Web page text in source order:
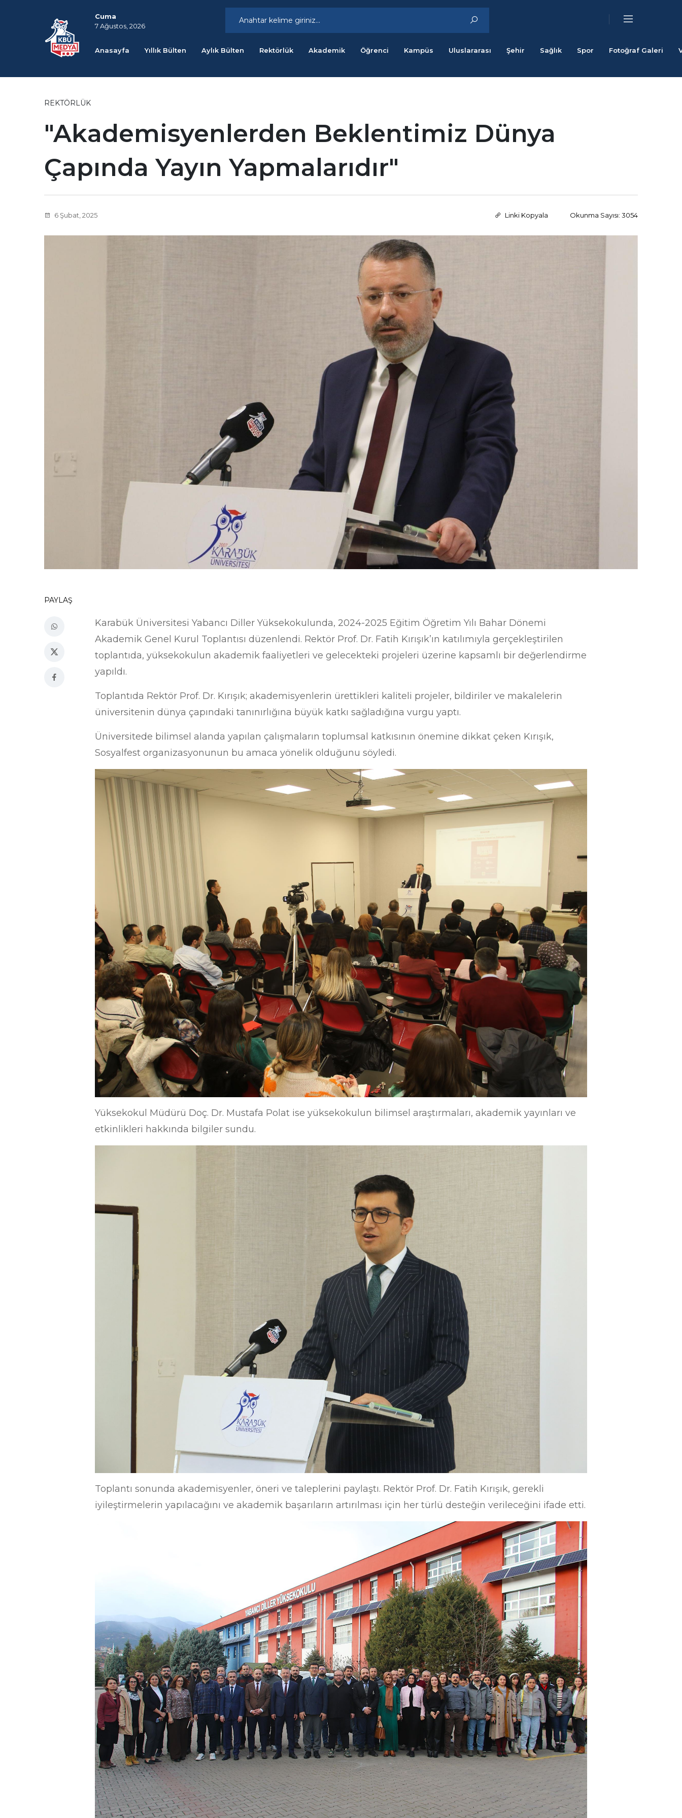
Cuma
7 Ağustos, 2026
Anasayfa Yıllık Bülten Aylık Bülten Rektörlük Akademik Öğrenci Kampüs Uluslararası Şehir Sağlık Spor Fotoğraf Galeri
REKTÖRLÜK
"Akademisyenlerden Beklentimiz Dünya
Çapında Yayın Yapmalarıdır"
6 Şubat, 2025 Linki Kopyala Okunma Sayısı: 3054
PAYLAŞ
Karabük Üniversitesi Yabancı Diller Yüksekokulunda, 2024-2025 Eğitim Öğretim Yılı Bahar Dönemi
Akademik Genel Kurul Toplantısı düzenlendi. Rektör Prof. Dr. Fatih Kırışık’ın katılımıyla gerçekleştirilen
toplantıda, yüksekokulun akademik faaliyetleri ve gelecekteki projeleri üzerine kapsamlı bir değerlendirme
yapıldı.
Toplantıda Rektör Prof. Dr. Kırışık; akademisyenlerin ürettikleri kaliteli projeler, bildiriler ve makalelerin
üniversitenin dünya çapındaki tanınırlığına büyük katkı sağladığına vurgu yaptı.
Üniversitede bilimsel alanda yapılan çalışmaların toplumsal katkısının önemine dikkat çeken Kırışık,
Sosyalfest organizasyonunun bu amaca yönelik olduğunu söyledi.
Yüksekokul Müdürü Doç. Dr. Mustafa Polat ise yüksekokulun bilimsel araştırmaları, akademik yayınları ve
etkinlikleri hakkında bilgiler sundu.
Toplantı sonunda akademisyenler, öneri ve taleplerini paylaştı. Rektör Prof. Dr. Fatih Kırışık, gerekli
iyileştirmelerin yapılacağını ve akademik başarıların artırılması için her türlü desteğin verileceğini ifade etti.